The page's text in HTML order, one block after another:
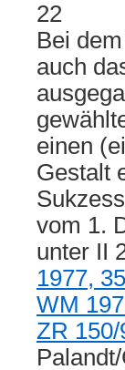
22
Bei
auch
einen
Gestalt
vom 1.
unter II
1977, 35
WM
ZR 150/